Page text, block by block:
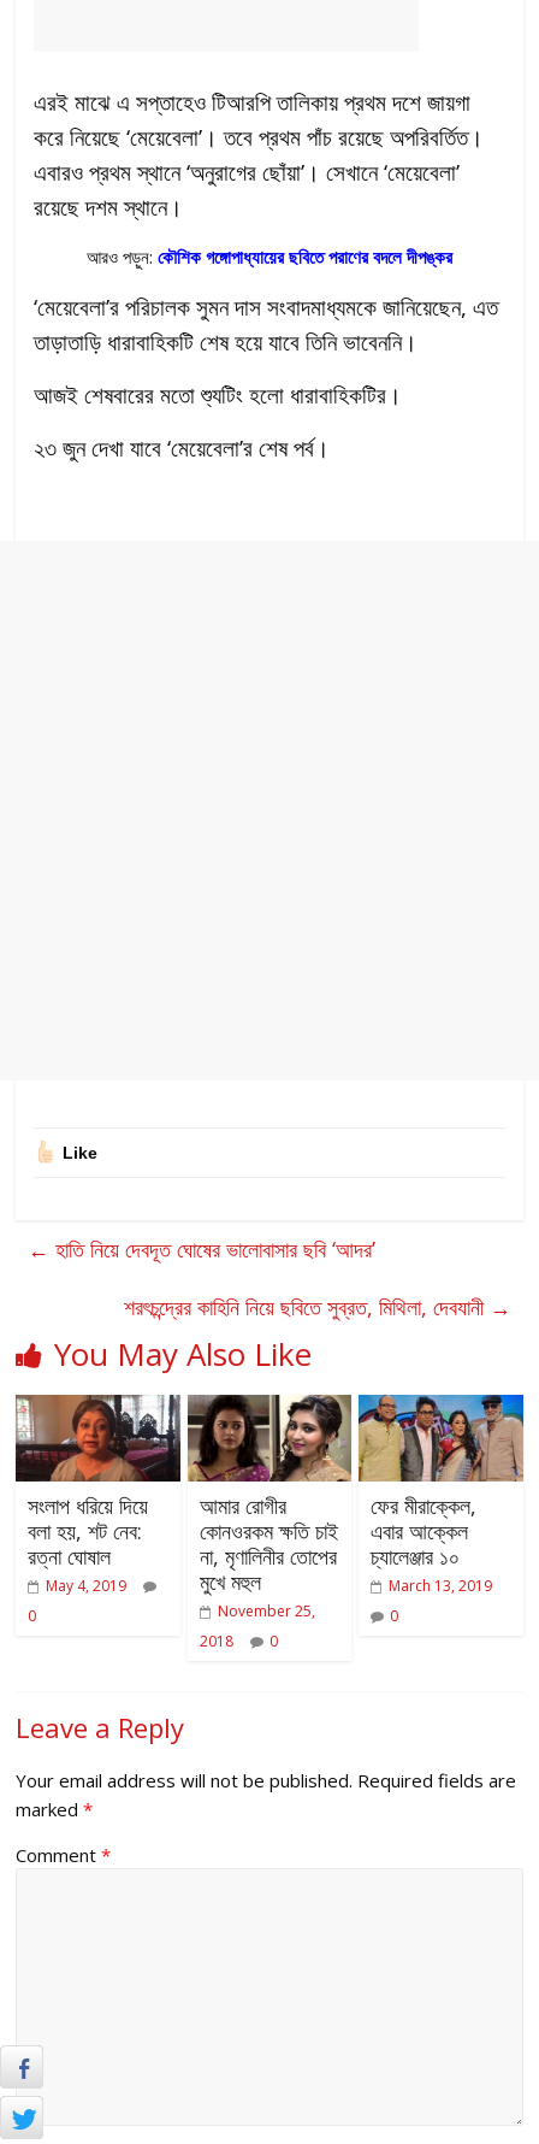
এরই মাঝে এ সপ্তাহেও টিআরপি তালিকায় প্রথম দশে জায়গা
করে নিয়েছে ‘মেয়েবেলা’। তবে প্রথম পাঁচ রয়েছে অপরিবর্তিত।
এবারও প্রথম স্থানে ‘অনুরাগের ছোঁয়া’। সেখানে ‘মেয়েবেলা’
রয়েছে দশম স্থানে।
আরও পড়ুন: কৌশিক গঙ্গোপাধ্যায়ের ছবিতে পরাণের বদলে দীপঙ্কর
‘মেয়েবেলা’র পরিচালক সুমন দাস সংবাদমাধ্যমকে জানিয়েছেন, এত
তাড়াতাড়ি ধারাবাহিকটি শেষ হয়ে যাবে তিনি ভাবেননি।
আজই শেষবারের মতো শ্যুটিং হলো ধারাবাহিকটির।
২৩ জুন দেখা যাবে ‘মেয়েবেলা’র শেষ পর্ব।
Like
← হাতি নিয়ে দেবদূত ঘোষের ভালোবাসার ছবি ‘আদর’
শরৎচন্দ্রের কাহিনি নিয়ে ছবিতে সুব্রত, মিথিলা, দেবযানী →
You May Also Like
সংলাপ ধরিয়ে দিয়ে
বলা হয়, শট নেব:
রত্না ঘোষাল
May 4, 2019
0
আমার রোগীর
কোনওরকম ক্ষতি চাই
না, মৃণালিনীর তোপের
মুখে মহুল
November 25,
2018
0
ফের মীরাক্কেল,
এবার আক্কেল
চ্যালেঞ্জার ১০
March 13, 2019
0
Leave a Reply
Your email address will not be published. Required fields are
marked*
Comment*